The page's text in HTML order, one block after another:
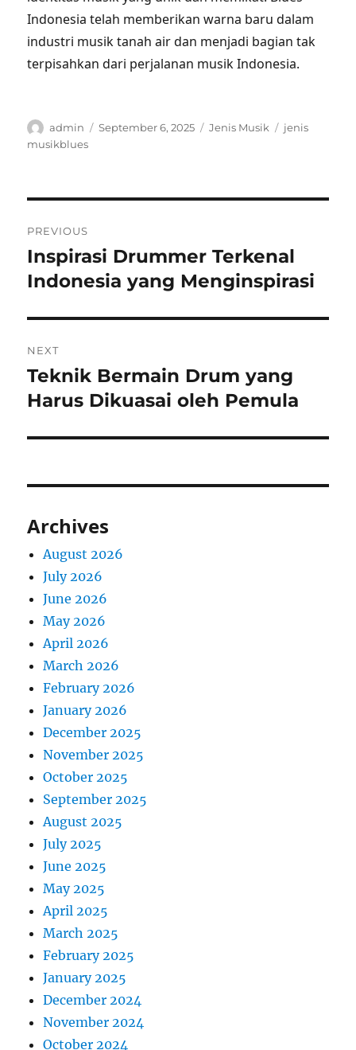
Indonesia telah memberikan warna baru dalam
industri musik tanah air dan menjadi bagian tak
terpisahkan dari perjalanan musik Indonesia.
Author
admin
Posted
September 6, 2025 Categories
Jenis Musik Tags
jenis
musikblues
navigation
PREVIOUS
Previous
post:
Inspirasi Drummer Terkenal
Indonesia yang Menginspirasi
NEXT
Next
post:
Teknik Bermain Drum yang
Harus Dikuasai oleh Pemula
Archives
August 2026
July 2026
June 2026
May 2026
April 2026
March 2026
February 2026
January 2026
December 2025
November 2025
October 2025
September 2025
August 2025
July 2025
June 2025
May 2025
April 2025
March 2025
February 2025
January 2025
December 2024
November 2024
October 2024